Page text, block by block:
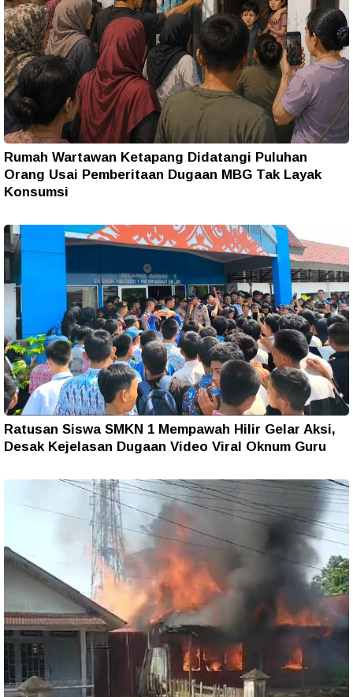
Rumah Wartawan Ketapang Didatangi Puluhan
Orang Usai Pemberitaan Dugaan MBG Tak Layak
Konsumsi
Ratusan Siswa SMKN 1 Mempawah Hilir Gelar Aksi,
Desak Kejelasan Dugaan Video Viral Oknum Guru